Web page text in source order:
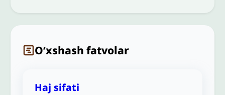
O’xshash fatvolar
Haj sifati